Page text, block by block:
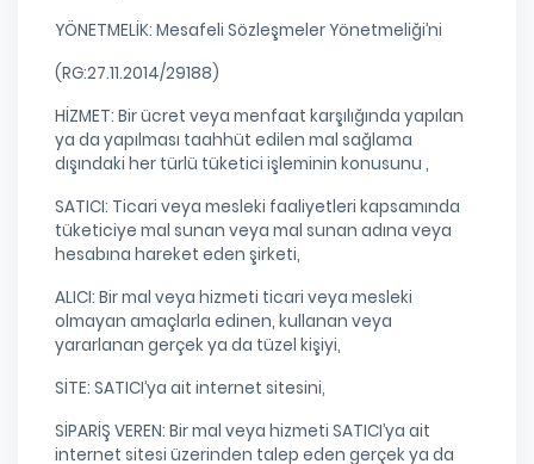
YÖNETMELİK: Mesafeli Sözleşmeler Yönetmeliği’ni
(RG:27.11.2014/29188)
HİZMET: Bir ücret veya menfaat karşılığında yapılan
ya da yapılması taahhüt edilen mal sağlama
dışındaki her türlü tüketici işleminin konusunu ,
SATICI: Ticari veya mesleki faaliyetleri kapsamında
tüketiciye mal sunan veya mal sunan adına veya
hesabına hareket eden şirketi,
ALICI: Bir mal veya hizmeti ticari veya mesleki
olmayan amaçlarla edinen, kullanan veya
yararlanan gerçek ya da tüzel kişiyi,
SİTE: SATICI’ya ait internet sitesini,
SİPARİŞ VEREN: Bir mal veya hizmeti SATICI’ya ait
internet sitesi üzerinden talep eden gerçek ya da